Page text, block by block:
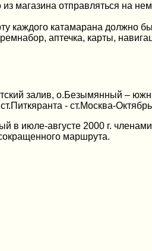
магазина отправляться на
каждого катамарана должно
аптечка, карты,
залив, о.Безымянный –
- ст.Москва-
в июле-августе 2000 г.
маршрута.